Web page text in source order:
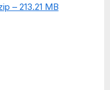
– 213.21 MB